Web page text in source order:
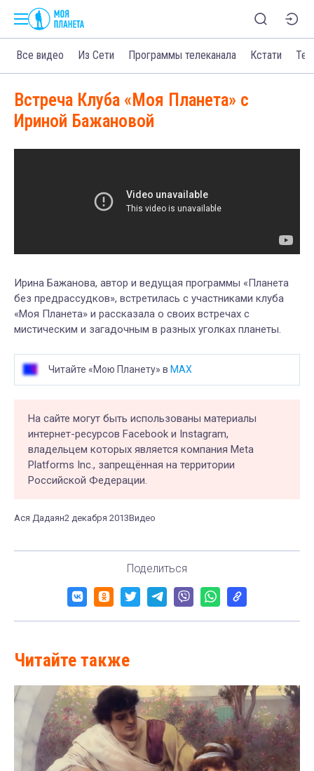
Все видео Из Сети Программы телеканала Кстати
Встреча Клуба «Моя Планета» с
Ириной Бажановой
Ирина Бажанова, автор и ведущая программы «Планета
без предрассудков», встретилась с участниками клуба
«Моя Планета» и рассказала о своих встречах с
мистическим и загадочным в разных уголках планеты.
Читайте «Мою Планету» в MAX
На сайте могут быть использованы материалы
интернет-ресурсов Facebook и Instagram,
владельцем которых является компания Meta
Platforms Inc., запрещённая на территории
Российской Федерации.
Ася Дадаян2 декабря 2013Видео
Поделиться
Читайте также